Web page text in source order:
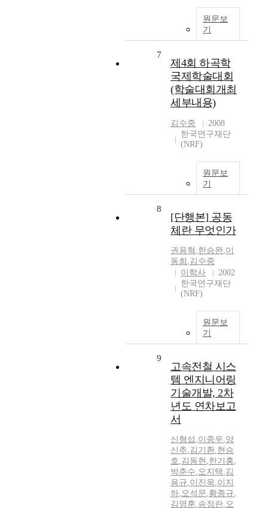
원문보
기
7
제4회 하곡학
국제학술대회
(학술대회개최
세부내용)
김수중
2008
한국연구재단
(NRF)
원문보
기
8
[단행본] 공동
체란 무엇인가
권용혁 ,한승완,이
동희 ,김수중
이학사
2002
한국연구재단
(NRF)
원문보
기
9
고속전철 시스
템 엔지니어링
기술개발, 2차
년도 연차보고
서
신형섭 ,이종우,양
신추,김기환,현승
호,김동현 ,한기홍,
박춘수,오지택 ,김
용규,이진욱,이지
하,오석문,황종규,
김영훈,송정란,오